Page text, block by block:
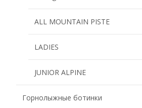
ALL MOUNTAIN PISTE
LADIES
JUNIOR ALPINE
Горнолыжные ботинки